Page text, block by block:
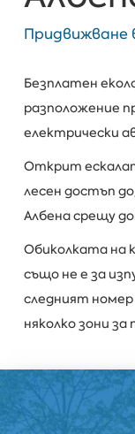
Придвижване
Безплатен
разположение
електрически
Открит
лесен достъп
Албена срещу
Обиколката на
също не е за
следният номер
няколко зони за